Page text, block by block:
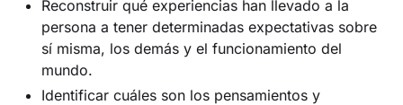
Reconstruir qué experiencias han llevado a la
persona a tener determinadas expectativas sobre
sí misma, los demás y el funcionamiento del
mundo.
Identificar cuáles son los pensamientos y